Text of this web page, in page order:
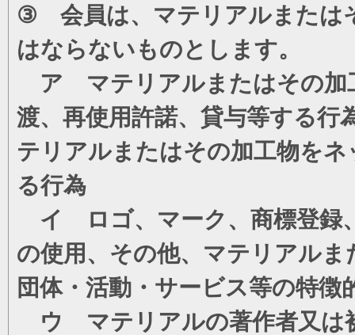
③ 会員は、マテリアルまたは
はならないものとします。
ア マテリアルまたはその加
渡、再使用許諾、貸与等する行
テリアルまたはその加工物を
る行為
イ ロゴ、マーク、商標登録
の使用、その他、マテリアル
団体・活動・サービス等の特
ウ マテリアルの著作者又は